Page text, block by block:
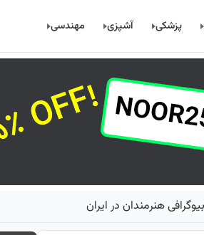
پزشکی آشپزی مهندسی
هنرمندان در ایران